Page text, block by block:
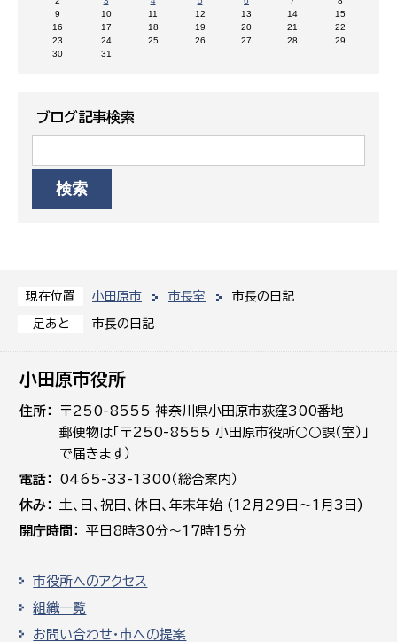
現在位置 小田原市 市長室 市長の日記
足あと 市長の日記
9
10 11 12 13 14
15
16
17 18 19 20 21
22
23
24 25 26 27 28
29
30
31
ブログ記事検索
小田原市役所
住所
〒250-8555 神奈川県小田原市荻窪300番地
郵便物は「〒250-8555 小田原市役所○○課（室）」
で届きます）
電話
0465-33-1300（総合案内）
休み
土､日､祝日、休日、年末年始 (12月29日～1月3日)
開庁時間
平日8時30分～17時15分
市役所へのアクセス
組織一覧
お問い合わせ・市への提案